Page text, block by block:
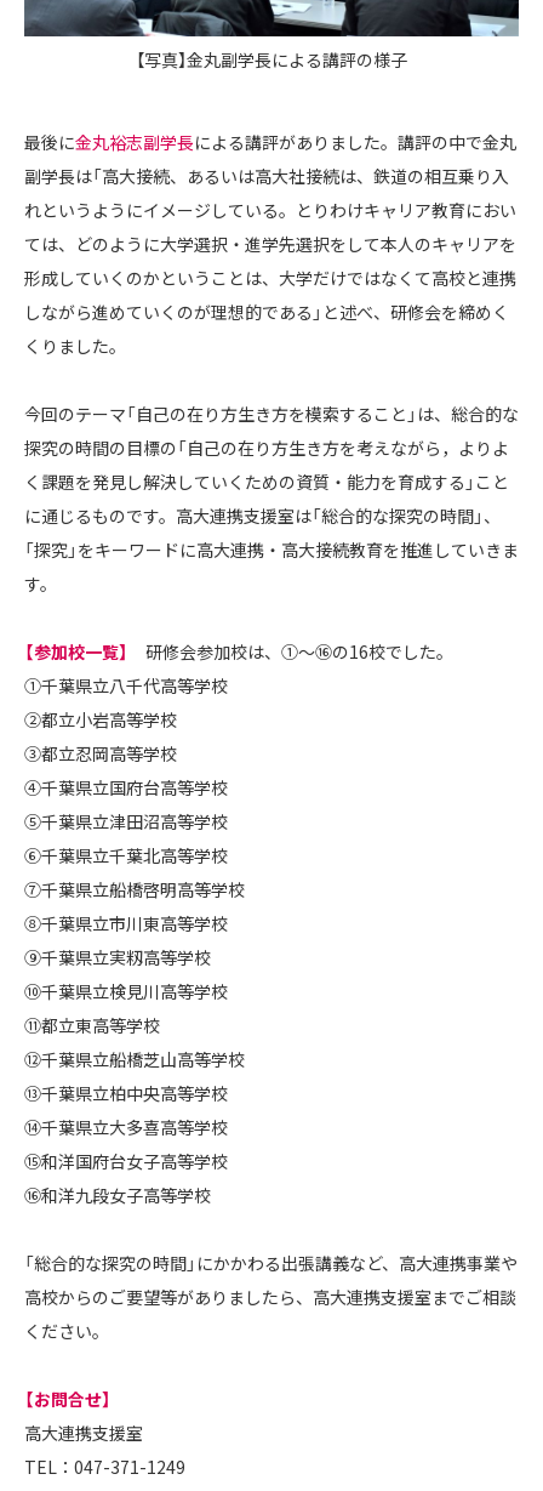
【写真】金丸副学長による講評の様子
最後に金丸裕志副学長による講評がありました。講評の中で金丸
副学長は「高大接続、あるいは高大社接続は、鉄道の相互乗り入
れというようにイメージしている。とりわけキャリア教育におい
ては、どのように大学選択・進学先選択をして本人のキャリアを
形成していくのかということは、大学だけではなくて高校と連携
しながら進めていくのが理想的である」と述べ、研修会を締めく
くりました。
今回のテーマ「自己の在り方生き方を模索すること」は、総合的な
探究の時間の目標の「自己の在り方生き方を考えながら，よりよ
く課題を発見し解決していくための資質・能力を育成する」こと
に通じるものです。高大連携支援室は「総合的な探究の時間」、
「探究」をキーワードに高大連携・高大接続教育を推進していきま
す。
【参加校一覧】
研修会参加校は、①～⑯の16校でした。
①千葉県立八千代高等学校
②都立小岩高等学校
③都立忍岡高等学校
④千葉県立国府台高等学校
⑤千葉県立津田沼高等学校
⑥千葉県立千葉北高等学校
⑦千葉県立船橋啓明高等学校
⑧千葉県立市川東高等学校
⑨千葉県立実籾高等学校
⑩千葉県立検見川高等学校
⑪都立東高等学校
⑫千葉県立船橋芝山高等学校
⑬千葉県立柏中央高等学校
⑭千葉県立大多喜高等学校
⑮和洋国府台女子高等学校
⑯和洋九段女子高等学校
「総合的な探究の時間」にかかわる出張講義など、高大連携事業や
高校からのご要望等がありましたら、高大連携支援室までご相談
ください。
【お問合せ】
高大連携支援室
TEL：047-371-1249